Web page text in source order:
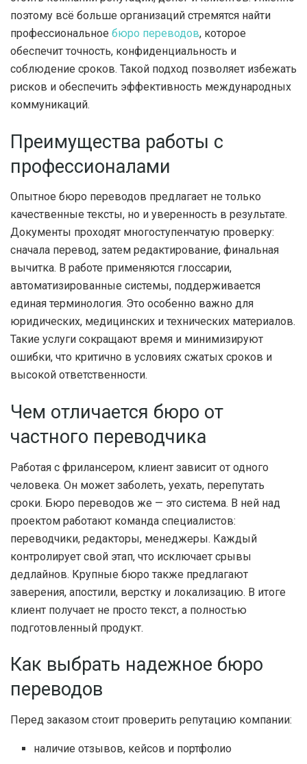
поэтому всё больше организаций стремятся найти
профессиональное бюро переводов, которое
обеспечит точность, конфиденциальность и
соблюдение сроков. Такой подход позволяет избежать
рисков и обеспечить эффективность международных
коммуникаций.
Преимущества работы с
профессионалами
Опытное бюро переводов предлагает не только
качественные тексты, но и уверенность в результате.
Документы проходят многоступенчатую проверку:
сначала перевод, затем редактирование, финальная
вычитка. В работе применяются глоссарии,
автоматизированные системы, поддерживается
единая терминология. Это особенно важно для
юридических, медицинских и технических материалов.
Такие услуги сокращают время и минимизируют
ошибки, что критично в условиях сжатых сроков и
высокой ответственности.
Чем отличается бюро от
частного переводчика
Работая с фрилансером, клиент зависит от одного
человека. Он может заболеть, уехать, перепутать
сроки. Бюро переводов же — это система. В ней над
проектом работают команда специалистов:
переводчики, редакторы, менеджеры. Каждый
контролирует свой этап, что исключает срывы
дедлайнов. Крупные бюро также предлагают
заверения, апостили, верстку и локализацию. В итоге
клиент получает не просто текст, а полностью
подготовленный продукт.
Как выбрать надежное бюро
переводов
Перед заказом стоит проверить репутацию компании:
наличие отзывов, кейсов и портфолио